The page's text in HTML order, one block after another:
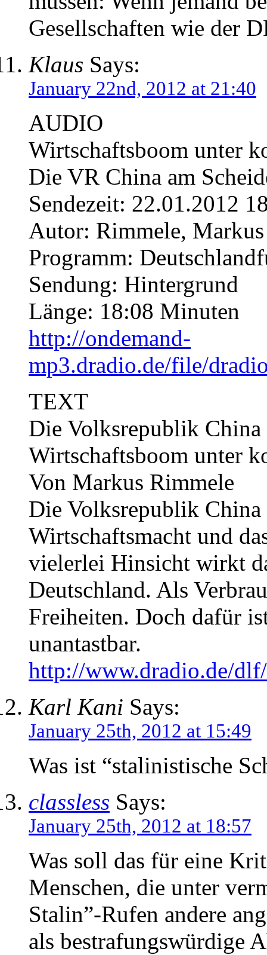
Gesellschaften wie der
Klaus Says:
January 22nd, 2012 at 21:40
AUDIO
Wirtschaftsboom unter
Die VR China am
Sendezeit: 22.01.2012
Autor: Rimmele, Markus
Programm:
Sendung: Hintergrund
Länge: 18:08 Minuten
http://ondemand-
mp3.dradio.de/file/
TEXT
Die Volksrepublik China
Wirtschaftsboom unter
Von Markus Rimmele
Die Volksrepublik
Wirtschaftsmacht und
vielerlei Hinsicht wirkt
Deutschland. Als
Freiheiten. Doch dafür
unantastbar.
http://www.dradio.de/
Karl Kani Says:
January 25th, 2012 at 15:49
Was ist “stalinistische
classless Says:
January 25th, 2012 at 18:57
Was soll das für eine
Menschen, die unter
Stalin”-Rufen andere
als bestrafungswürdige